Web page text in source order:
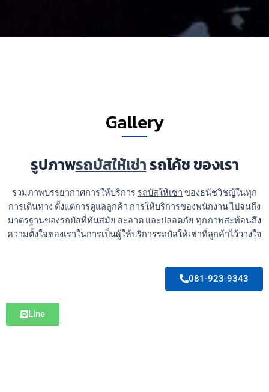
Gallery
รูปภาพรถบัสให้เช่ารถโค้ช ของเรา
รวมภาพบรรยากาศการให้บริการรถบัสให้เช่าของธนัชวิชญ์ในทุก
การเดินทาง ตั้งแต่การดูแลลูกค้า การให้บริการของพนักงาน ไปจนถึง
มาตรฐานของรถบัสที่ทันสมัย สะอาด และปลอดภัย ทุกภาพสะท้อนถึง
ความตั้งใจของเราในการเป็นผู้ให้บริการรถบัสให้เช่าที่ลูกค้าไว้วางใจ
081-923-9343
Line